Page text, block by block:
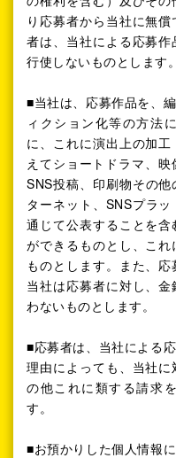
り応募者から当社に無
者は、当社による応募
行使しないものとします。
■当社は、応募作品を、
ィクション化等の方法
に、これに演出上の加
えてショートドラマ、映
SNS投稿、印刷物その
ターネット、SNSプラ
通じて公表することを
ができるものとし、こ
ものとします。また、応
当社は応募者に対し、
わないものとします。
■応募者は、当社による
理由によっても、当社
の他これに類する請求
す。
■お預かりした個人情報